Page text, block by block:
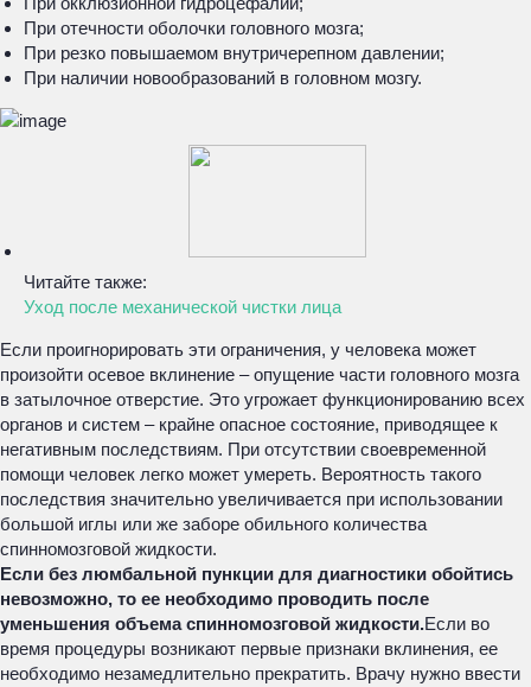
При отечности оболочки головного мозга;
При резко повышаемом внутричерепном давлении;
При наличии новообразований в головном мозгу.
Читайте также:
Уход после механической чистки лица
Если проигнорировать эти ограничения, у человека может
произойти осевое вклинение – опущение части головного мозга
в затылочное отверстие. Это угрожает функционированию всех
органов и систем – крайне опасное состояние, приводящее к
негативным последствиям. При отсутствии своевременной
помощи человек легко может умереть. Вероятность такого
последствия значительно увеличивается при использовании
большой иглы или же заборе обильного количества
спинномозговой жидкости.
Если без люмбальной пункции для диагностики обойтись
невозможно, то ее необходимо проводить после
уменьшения объема спинномозговой жидкости.Если во
время процедуры возникают первые признаки вклинения, ее
необходимо незамедлительно прекратить. Врачу нужно ввести